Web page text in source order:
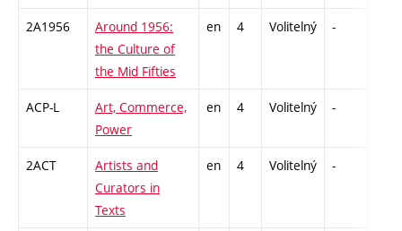
2A1956
Around 1956:
the Culture of
the Mid Fifties
en 4 Volitelný -
ACP-L
Art, Commerce,
Power
en 4 Volitelný -
2ACT
Artists and
Curators in
Texts
en 4 Volitelný -